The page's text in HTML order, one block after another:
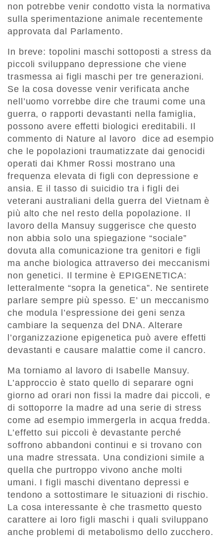
non potrebbe venir condotto vista la normativa
sulla sperimentazione animale recentemente
approvata dal Parlamento.
In breve: topolini maschi sottoposti a stress da
piccoli sviluppano depressione che viene
trasmessa ai figli maschi per tre generazioni.
Se la cosa dovesse venir verificata anche
nell’uomo vorrebbe dire che traumi come una
guerra, o rapporti devastanti nella famiglia,
possono avere effetti biologici ereditabili. Il
commento di Nature al lavoro dice ad esempio
che le popolazioni traumatizzate dai genocidi
operati dai Khmer Rossi mostrano una
frequenza elevata di figli con depressione e
ansia. E il tasso di suicidio tra i figli dei
veterani australiani della guerra del Vietnam è
più alto che nel resto della popolazione. Il
lavoro della Mansuy suggerisce che questo
non abbia solo una spiegazione “sociale”
dovuta alla comunicazione tra genitori e figli
ma anche biologica attraverso dei meccanismi
non genetici. Il termine è EPIGENETICA:
letteralmente “sopra la genetica”. Ne sentirete
parlare sempre più spesso. E’ un meccanismo
che modula l’espressione dei geni senza
cambiare la sequenza del DNA. Alterare
l’organizzazione epigenetica può avere effetti
devastanti e causare malattie come il cancro.
Ma torniamo al lavoro di Isabelle Mansuy.
L’approccio è stato quello di separare ogni
giorno ad orari non fissi la madre dai piccoli, e
di sottoporre la madre ad una serie di stress
come ad esempio immergerla in acqua fredda.
L’effetto sui piccoli è devastante perché
soffrono abbandoni continui e si trovano con
una madre stressata. Una condizioni simile a
quella che purtroppo vivono anche molti
umani. I figli maschi diventano depressi e
tendono a sottostimare le situazioni di rischio.
La cosa interessante è che trasmetto questo
carattere ai loro figli maschi i quali sviluppano
anche problemi di metabolismo dello zucchero.